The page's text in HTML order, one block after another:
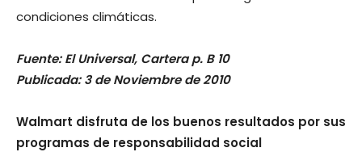
condiciones climáticas.
Fuente: El Universal, Cartera p. B 10
Publicada: 3 de Noviembre de 2010
Walmart disfruta de los buenos resultados por sus
programas de responsabilidad social